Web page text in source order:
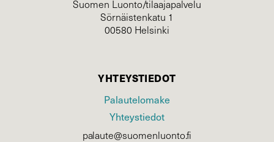
Suomen Luonto/tilaajapalvelu
Sörnäistenkatu 1
00580 Helsinki
YHTEYSTIEDOT
Palautelomake
Yhteystiedot
palaute@suomenluonto.fi